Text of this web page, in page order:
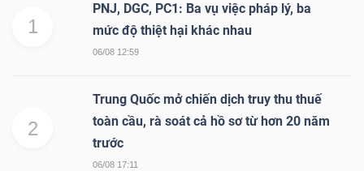
1
PNJ, DGC, PC1: Ba vụ việc pháp lý, ba
mức độ thiệt hại khác nhau
06/08 12:59
2
Trung Quốc mở chiến dịch truy thu thuế
toàn cầu, rà soát cả hồ sơ từ hơn 20 năm
trước
06/08 17:11